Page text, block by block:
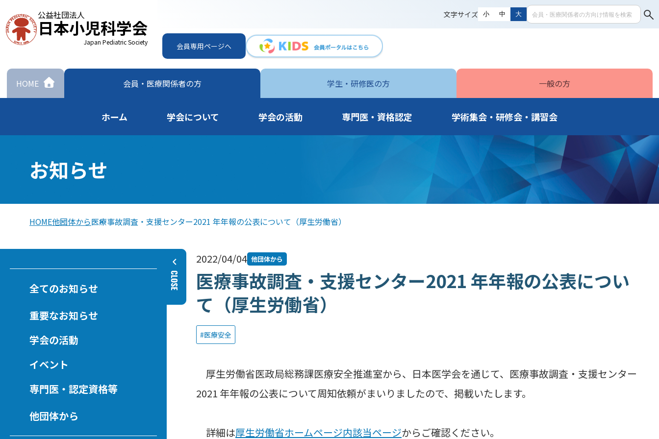
公益社団法人
日本小児科学会
Japan Pediatric Society
文字サイズ 小 中 大
会員専用ページへ
HOME 会員・ 医療関係者の方 学生・ 研修医の方 一般の方
ホーム 学会について 学会の活動 専門医・資格認定 学術集会・研修会・講習会
お知らせ
HOME他団体から医療事故調査・支援センター2021 年年報の公表について（厚生労働省）
全てのお知らせ
重要なお知らせ
学会の活動
イベント
専門医・認定資格等
他団体から
2022/04/04 他団体から
医療事故調査・支援センター2021 年年報の公表につい
て（厚生労働省）
医療安全
厚生労働省医政局総務課医療安全推進室から、日本医学会を通じて、医療事故調査・支援センター
2021 年年報の公表について周知依頼がまいりましたので、掲載いたします。
詳細は厚生労働省ホームページ内該当ページからご確認ください。